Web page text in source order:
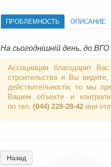
ПРОБЛЕМНОСТЬ ОПИСАНИЕ
На сьогоднішній день, до
Ассоциация благодарит
строительства и Вы
действительности, то мы
Вашем объекте и
по тел. (044) 228-28-42 или
Назад